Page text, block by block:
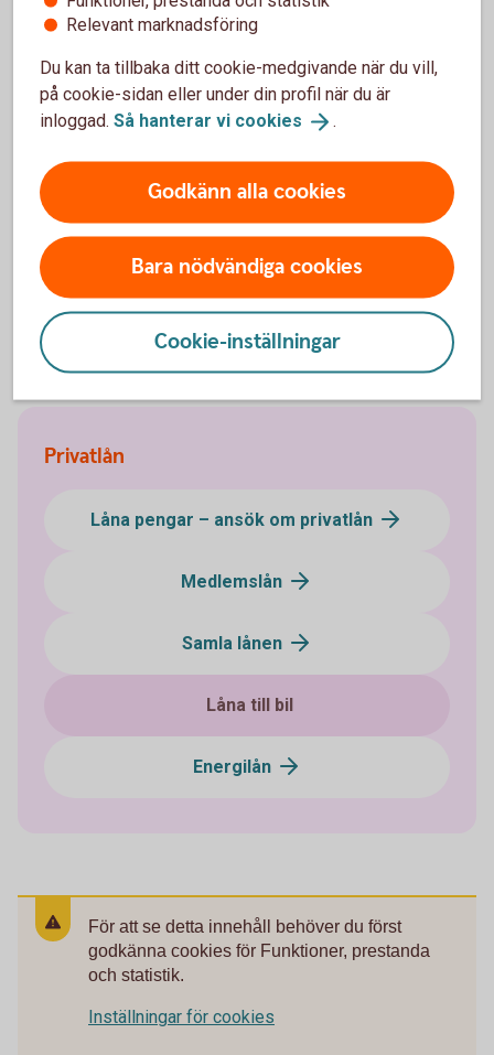
Försäkra din nya bil hos oss
Som kund hos oss har du möjlighet att teckna en av
konsumenternas.se. Få ett pris och teckna direkt i
din app eller internetbank.
Bilförsäkring – mer
Se pris förbilförsäkring
Privatlån
Låna pengar – ansök om privatlån
Medlemslån
Samla lånen
Låna till bil
Energilån
För att se detta innehåll behöver du först
godkänna cookies för Funktioner, prestanda
och statistik.
Inställningar för cookies
Relevant marknadsföring
Du kan ta tillbaka ditt cookie-medgivande när du vill,
på cookie-sidan eller under din profil när du är
inloggad. Så hanterar vi cookies .
Godkänn alla cookies
Bara nödvändiga cookies
Cookie-inställningar